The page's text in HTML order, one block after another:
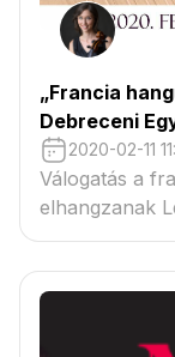
„Francia
Debreceni
2020-02-11
Válogatás a
elhangzanak
Charpentier,